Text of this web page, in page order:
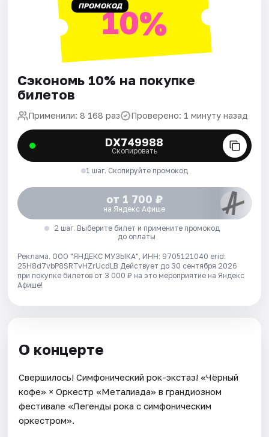
ПРОМОКОД10%
Сэкономь 10% на покупке
билетов
Применили: 8 168 раз Проверено: 1 минуту назад
DX749988
Скопировать
1 шаг. Скопируйте промокод
от 1 700 ₽
на Яндекс Афише
2 шаг. Выберите билет и примените промокод
до оплаты
Реклама. ООО "ЯНДЕКС МУЗЫКА", ИНН: 9705121040 erid:
25H8d7vbP8SRTvHZrUcdLB Действует до 30 сентября 2026
при покупке билетов от 3 000 ₽ на это мероприятие на Яндекс
Афише!
О концерте
Свершилось! Симфонический рок-экстаз! «Чёрный
кофе» × Оркестр «Металиада» в грандиозном
фестивале «Легенды рока с симфоническим
оркестром».